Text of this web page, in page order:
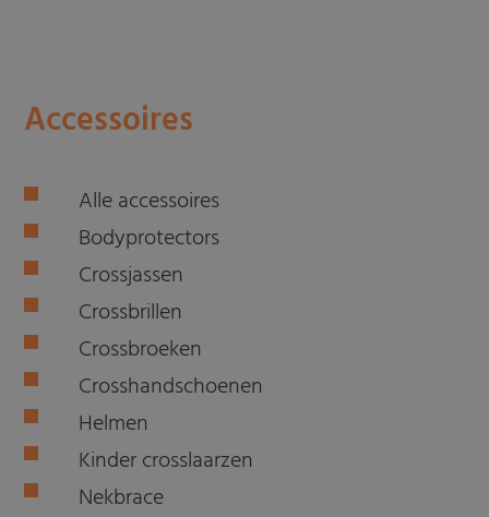
Accessoires
Alle accessoires
Bodyprotectors
Crossjassen
Crossbrillen
Crossbroeken
Crosshandschoenen
Helmen
Kinder crosslaarzen
Nekbrace